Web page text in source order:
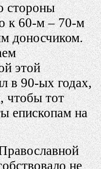
стороны
к 60-м – 70-м
доносчиком.
этой
в 90-ых годах,
чтобы тот
епископам на
не